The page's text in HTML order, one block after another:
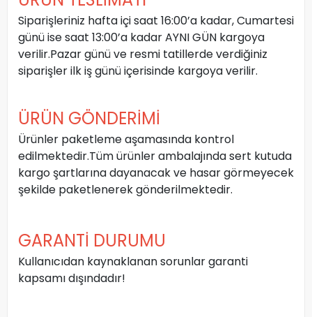
Siparişleriniz hafta içi saat 16:00’a kadar, Cumartesi
günü ise saat 13:00’a kadar AYNI GÜN kargoya
verilir.Pazar günü ve resmi tatillerde verdiğiniz
siparişler ilk iş günü içerisinde kargoya verilir.
ÜRÜN GÖNDERİMİ
Ürünler paketleme aşamasında kontrol
edilmektedir.Tüm ürünler ambalajında sert kutuda
kargo şartlarına dayanacak ve hasar görmeyecek
şekilde paketlenerek gönderilmektedir.
GARANTİ DURUMU
Kullanıcıdan kaynaklanan sorunlar garanti
kapsamı dışındadır!